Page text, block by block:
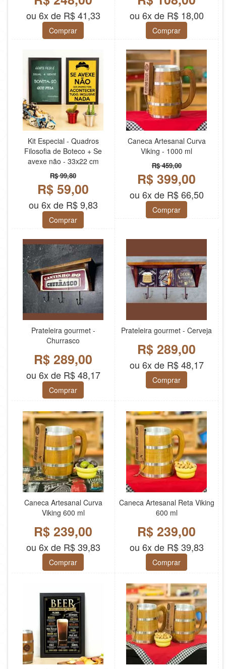
ou 6x de R$ 41,33
Comprar
ou 6x de R$ 18,00
Comprar
Kit Especial - Quadros
Filosofia de Boteco + Se
avexe não - 33x22 cm
R$ 99,80
R$ 59,00
ou 6x de R$ 9,83
Comprar
Caneca Artesanal Curva
Viking - 1000 ml
R$ 459,00
R$ 399,00
ou 6x de R$ 66,50
Comprar
Prateleira gourmet -
Churrasco
R$ 289,00
ou 6x de R$ 48,17
Comprar
Prateleira gourmet - Cerveja
R$ 289,00
ou 6x de R$ 48,17
Comprar
Caneca Artesanal Curva
Viking 600 ml
R$ 239,00
ou 6x de R$ 39,83
Comprar
Caneca Artesanal Reta Viking
600 ml
R$ 239,00
ou 6x de R$ 39,83
Comprar